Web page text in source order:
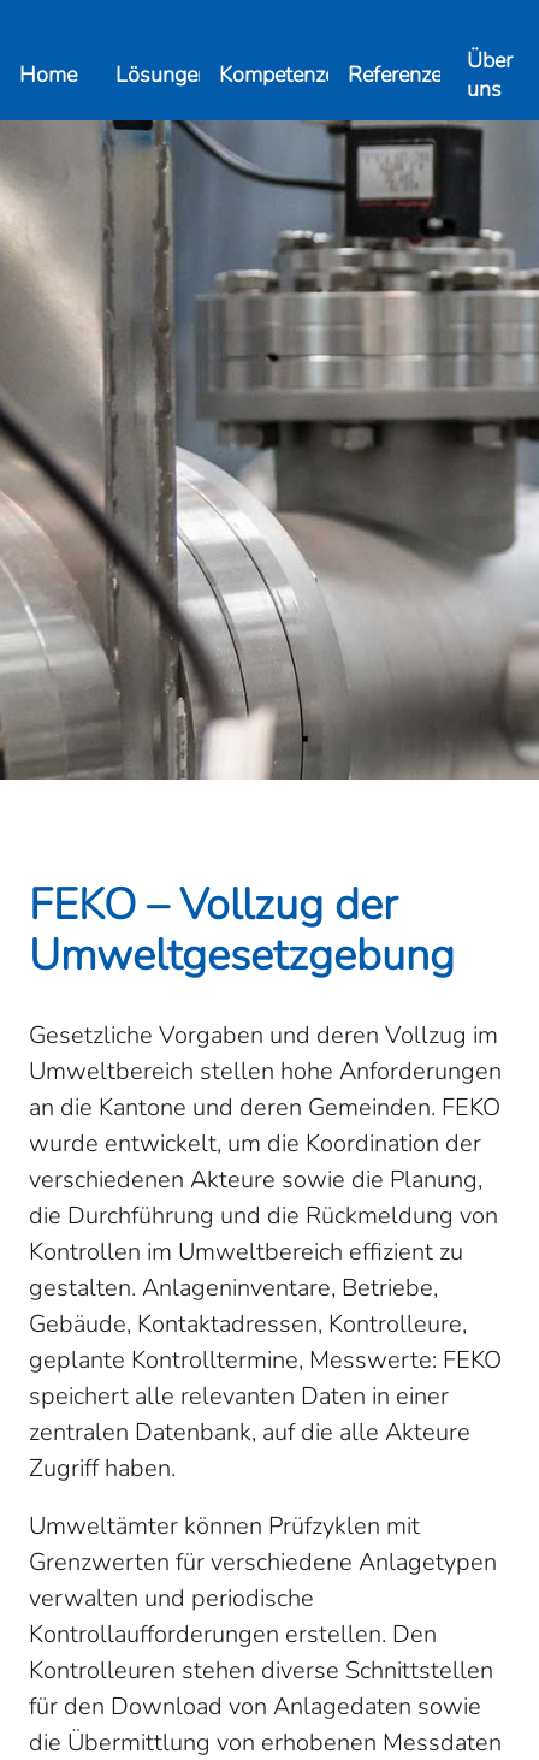
Home Lösungen Kompetenzen Referenzen
Über
uns
FEKO – Vollzug der
Umweltgesetzgebung
Gesetzliche Vorgaben und deren Vollzug im
Umweltbereich stellen hohe Anforderungen
an die Kantone und deren Gemeinden. FEKO
wurde entwickelt, um die Koordination der
verschiedenen Akteure sowie die Planung,
die Durchführung und die Rückmeldung von
Kontrollen im Umweltbereich effizient zu
gestalten. Anlageninventare, Betriebe,
Gebäude, Kontaktadressen, Kontrolleure,
geplante Kontrolltermine, Messwerte: FEKO
speichert alle relevanten Daten in einer
zentralen Datenbank, auf die alle Akteure
Zugriff haben.
Umweltämter können Prüfzyklen mit
Grenzwerten für verschiedene Anlagetypen
verwalten und periodische
Kontrollaufforderungen erstellen. Den
Kontrolleuren stehen diverse Schnittstellen
für den Download von Anlagedaten sowie
die Übermittlung von erhobenen Messdaten